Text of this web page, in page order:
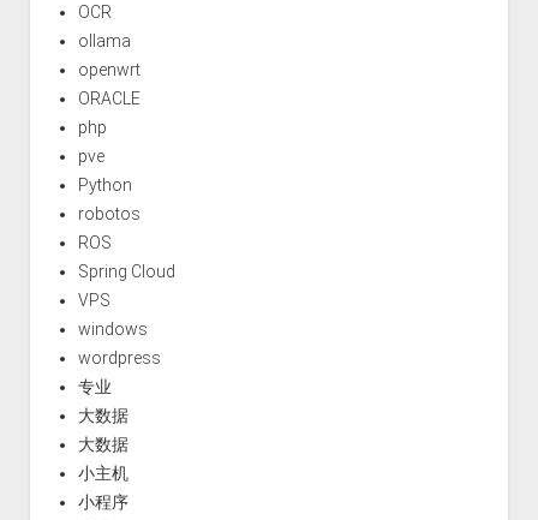
OCR
ollama
openwrt
ORACLE
php
pve
Python
robotos
ROS
Spring Cloud
VPS
windows
wordpress
专业
大数据
大数据
小主机
小程序